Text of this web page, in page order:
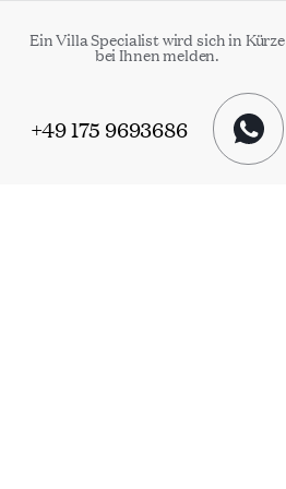
Ein Villa Specialist wird sich in Kürze
bei Ihnen melden.
+49 175 9693686